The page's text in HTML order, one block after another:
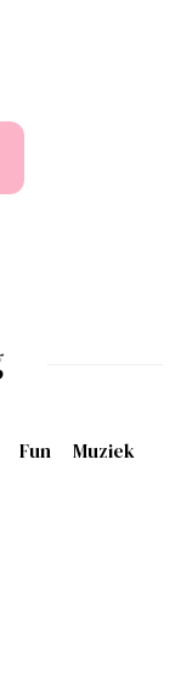
Fun Muziek